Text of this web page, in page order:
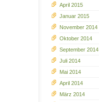
April 2015
Januar 2015
November 2014
Oktober 2014
September 2014
Juli 2014
Mai 2014
April 2014
März 2014